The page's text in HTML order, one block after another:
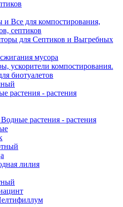
и Все для компостирования,
септиков
для Септиков и Выгребных
мусора
ускорители компостирования.
биотуалетов
растения - растения
растения - растения
лилия